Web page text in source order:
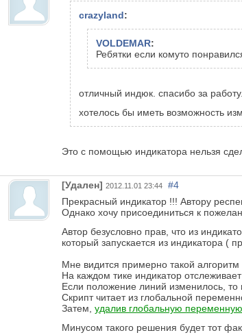
crazyland:
VOLDEMAR:
Ребятки если комуто
отличный индюк. спасибо за работу.
хотелось бы иметь возможность
Это с помощью индикатора нельзя
[Удален] 2012.11.01 23:44
#4
Прекрасный индикатор !!! Автору
Однако хочу присоединиться к
Автор безусловно прав, что из
который запускается из индикатора (
Мне видится примерно такой алгоритм
На каждом тике индикатор
Если положение линий изменилось, то
Скрипт читает из глобальной
Затем, удалив глобальную переменную
Минусом такого решения будет тот